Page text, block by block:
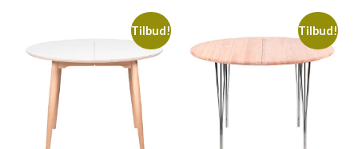
Tilbud! Tilbud!